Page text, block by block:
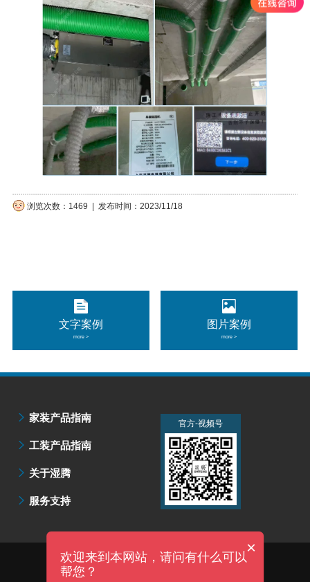
浏览次数：1469 | 发布时间：2023/11/18
文字案例
more >
图片案例
more >
家装产品指南
工装产品指南
关于湿腾
服务支持
官方-微信公众号
官方-视频号
技术支持：明企科技
上海湿腾电器有限公司 版权所有 |
×
欢迎来到本网站，请问有什么可以
帮您？